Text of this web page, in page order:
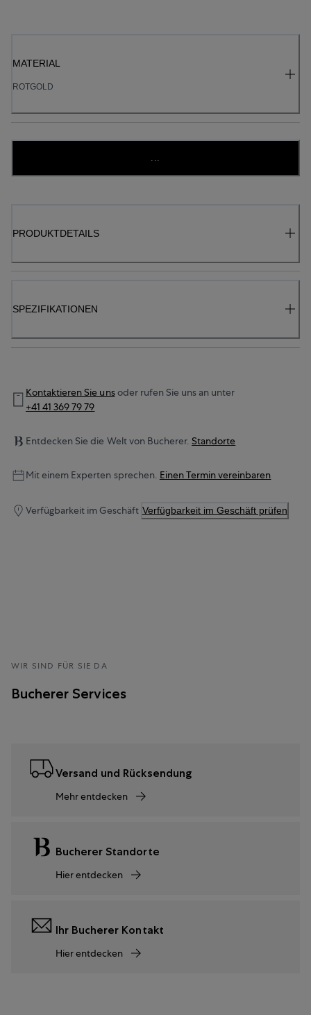
MATERIAL
ROTGOLD
...
PRODUKTDETAILS
SPEZIFIKATIONEN
Kontaktieren Sie unsoder rufen Sie uns an unter
+41 41 369 79 79
Entdecken Sie die Welt von Bucherer. Standorte
Mit einem Experten sprechen. Einen Termin vereinbaren
Verfügbarkeit im Geschäft Verfügbarkeit im Geschäft prüfen
WIR SIND FÜR SIE DA
Bucherer Services
Versand und Rücksendung
Mehr entdecken
Bucherer Standorte
Hier entdecken
Ihr Bucherer Kontakt
Hier entdecken